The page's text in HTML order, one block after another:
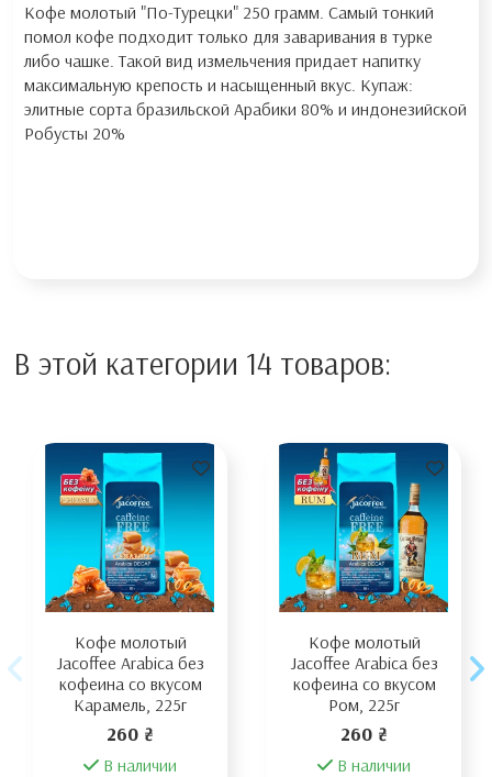
Кофе молотый "По-Турецки" 250 грамм. Самый тонкий
помол кофе подходит только для заваривания в турке
либо чашке. Такой вид измельчения придает напитку
максимальную крепость и насыщенный вкус. Купаж:
элитные сорта бразильской Арабики 80% и индонезийской
Робусты 20%
В этой категории 14 товаров:
Кофе молотый
Jacoffee Arabica без
кофеина со вкусом
Карамель, 225г
260 ₴
В наличии
Кофе молотый
Jacoffee Arabica без
кофеина со вкусом
Ром, 225г
260 ₴
В наличии